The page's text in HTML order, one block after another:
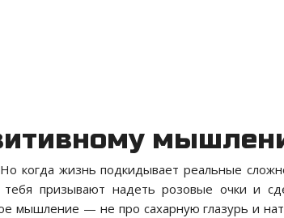
когда жизнь подкидывает реальные
призывают надеть розовые очки и
мышление — не про сахарную глазурь и